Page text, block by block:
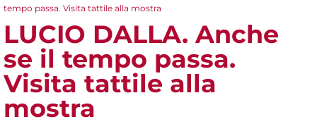
You are here
tempo passa. Visita tattile alla mostra
LUCIO DALLA. Anche
se il tempo passa.
Visita tattile alla
mostra